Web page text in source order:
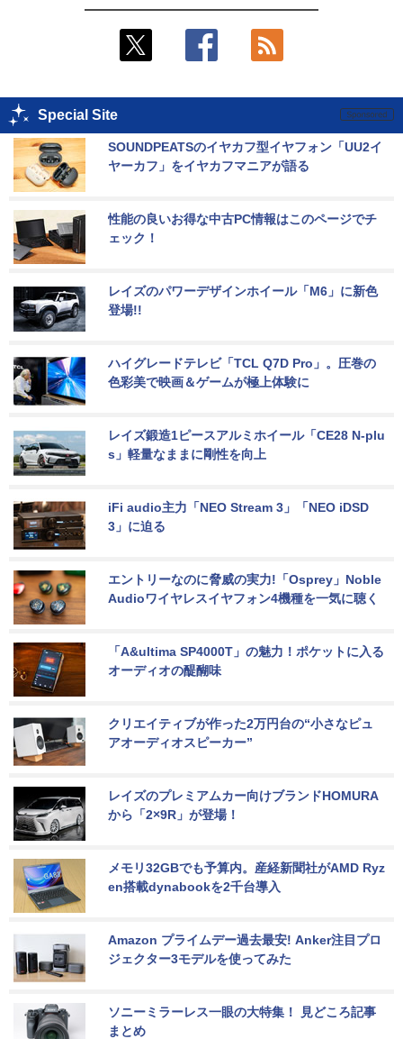
Special Site
SOUNDPEATSのイヤカフ型イヤフォン「UU2イ
ヤーカフ」をイヤカフマニアが語る
性能の良いお得な中古PC情報はこのページでチ
ェック！
レイズのパワーデザインホイール「M6」に新色
登場!!
ハイグレードテレビ「TCL Q7D Pro」。圧巻の
色彩美で映画＆ゲームが極上体験に
レイズ鍛造1ピースアルミホイール「CE28 N-plu
s」軽量なままに剛性を向上
iFi audio主力「NEO Stream 3」「NEO iDSD
3」に迫る
エントリーなのに脅威の実力!「Osprey」Noble
Audioワイヤレスイヤフォン4機種を一気に聴く
「A&ultima SP4000T」の魅力！ポケットに入る
オーディオの醍醐味
クリエイティブが作った2万円台の“小さなピュ
アオーディオスピーカー”
レイズのプレミアムカー向けブランドHOMURA
から「2×9R」が登場！
メモリ32GBでも予算内。産経新聞社がAMD Ryz
en搭載dynabookを2千台導入
Amazon プライムデー過去最安! Anker注目プロ
ジェクター3モデルを使ってみた
ソニーミラーレス一眼の大特集！ 見どころ記事
まとめ